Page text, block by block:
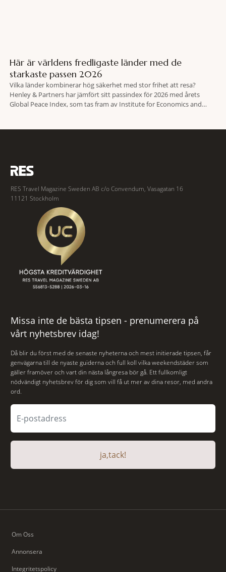
Här är världens fredligaste länder med de
starkaste passen 2026
Vilka länder kombinerar hög säkerhet med stor frihet att resa?
Henley & Partners har jämfört sitt passindex för 2026 med årets
Global Peace Index, som tas fram av Institute for Economics and
RES Travel Magazine Sweden AB c/o Convendum, Vasagatan 16
11121 Stockholm
Missa inte de bästa tipsen - prenumerera på
vårt nyhetsbrev idag!
Då blir du först med de senaste nyheterna och mest initierade tipsen, får
genvägarna till de nyaste guiderna och full koll vilka weekendstäder som
gäller framöver och vart din nästa långresa bör gå. Ett fullkomligt
nödvändigt nyhetsbrev för dig som vill få ut mer av dina resor, med andra
ord.
ja,tack!
Om Oss
Annonsera
Integritetspolicy